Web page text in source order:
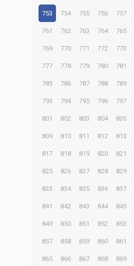
753 754 755 756 757
761 762 763 764 765
769 770 771 772 773
777 778 779 780 781
785 786 787 788 789
793 794 795 796 797
801 802 803 804 805
809 810 811 812 813
817 818 819 820 821
825 826 827 828 829
833 834 835 836 837
841 842 843 844 845
849 850 851 852 853
857 858 859 860 861
865 866 867 868 869